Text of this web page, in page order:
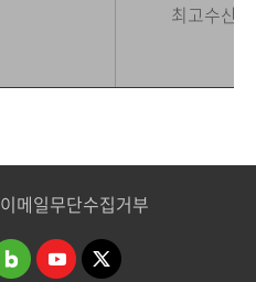
최고수산
이메일무단수집거부